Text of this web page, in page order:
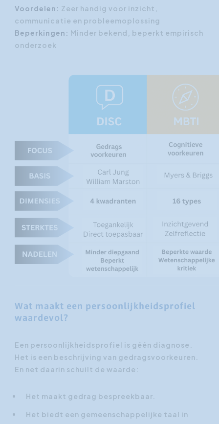
Voordelen: Zeer handig voor inzicht,
communicatie en probleemoplossing
Beperkingen: Minder bekend, beperkt empirisch
onderzoek
Wat maakt een persoonlijkheidsprofiel
waardevol?
Een persoonlijkheidsprofiel is géén diagnose.
Het is een beschrijving van gedragsvoorkeuren.
En net daarin schuilt de waarde:
Het maakt gedrag bespreekbaar.
Het biedt een gemeenschappelijke taal in